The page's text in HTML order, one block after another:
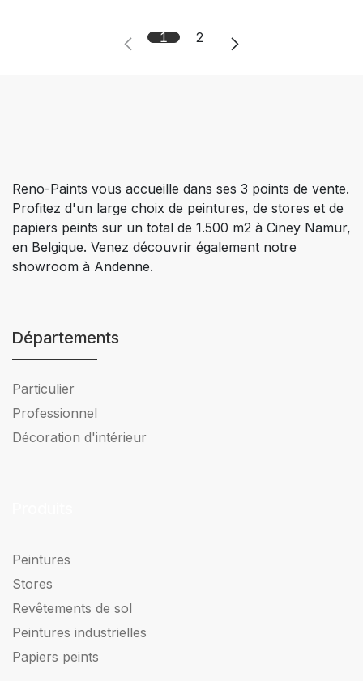
1 2
Reno-Paints vous accueille dans ses 3 points de vente.
Profitez d'un large choix de peintures, de stores et de
papiers peints sur un total de 1.500 m2 à Ciney Namur,
en Belgique. Venez découvrir également notre
showroom à Andenne.
Départements
Particulier
Professionnel
Décoration d'intérieur
Peintures
Stores
Revêtements de sol
Peintures industrielles
Papiers peints